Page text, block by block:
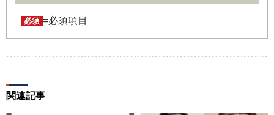
任において行うものとします。会員は、ユーザー名および
パスワードの第三者への漏洩、利用許諾、貸与、譲渡、名
用によって生じた損害の責任は、会員が負うものとし、当
第５条（著作権）
必須 =必須項目
関連記事